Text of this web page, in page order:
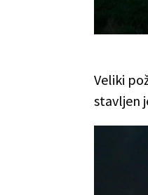
Veliki
stavljen